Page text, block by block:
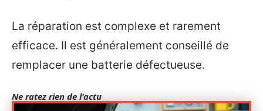
La réparation est complexe et rarement
efficace. Il est généralement conseillé de
remplacer une batterie défectueuse.
Ne ratez rien de l'actu